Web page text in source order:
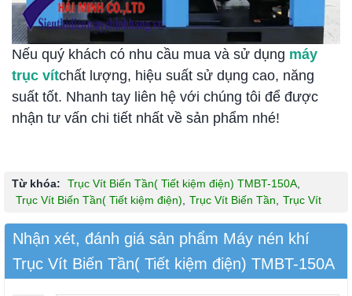
Nếu quý khách có nhu cầu mua và sử dụng máy
trục vítchất lượng, hiệu suất sử dụng cao, năng
suất tốt. Nhanh tay liên hệ với chúng tôi để được
nhận tư vấn chi tiết nhất về sản phẩm nhé!
Từ khóa: Trục Vít Biến Tần( Tiết kiệm điện) TMBT-150A
Trục Vít Biến Tần( Tiết kiệm điện)
Trục Vít Biến Tần Trục Vít
Nhận xét, đánh giá sản phẩm Máy nén khí
Trục Vít Biến Tần( Tiết kiệm điện) TMBT-150A